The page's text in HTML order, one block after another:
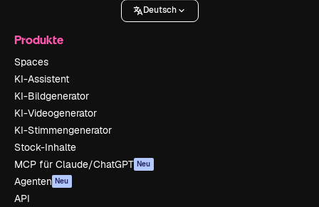
Deutsch
Produkte
Spaces
KI-Assistent
KI-Bildgenerator
KI-Videogenerator
KI-Stimmengenerator
Stock-Inhalte
MCP für Claude/ChatGPT Neu
Agenten Neu
API